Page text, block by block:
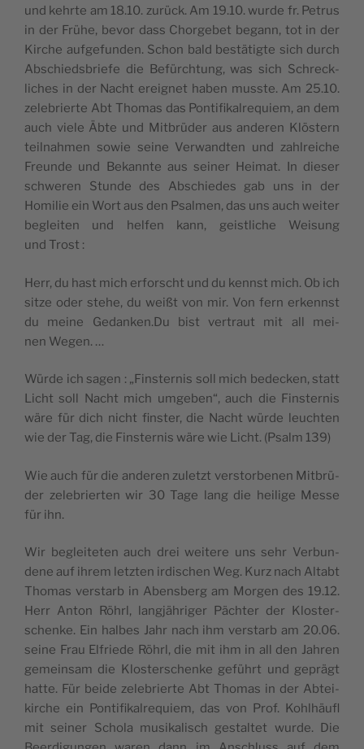
und kehrte am 18.10. zurück. Am 19.10. wurde fr. Petrus
in der Frühe, bevor dass Chor­ge­bet begann, tot in der
Kirche auf­ge­fun­den. Schon bald bestä­tigte sich durch
Abschied­sbriefe die Befürch­tung, was sich Schre­ck­
liches in der Nacht erei­gnet haben musste. Am 25.10.
zele­brierte Abt Tho­mas das Pon­ti­fi­kal­re­quiem, an dem
auch viele Äbte und Mit­brü­der aus ande­ren Klös­tern
teil­nah­men sowie seine Ver­wand­ten und zahl­reiche
Freunde und Bekannte aus sei­ner Hei­mat. In die­ser
schwe­ren Stunde des Abschiedes gab uns in der
Homi­lie ein Wort aus den Psal­men, das uns auch wei­ter
beglei­ten und hel­fen kann, geist­liche Wei­sung
und Trost :
Herr, du hast mich erfor­scht und du kennst mich. Ob ich
sitze oder stehe, du weißt von mir. Von fern erkennst
du meine Gedanken.Du bist ver­traut mit all mei­
nen Wegen. …
Würde ich sagen : „Fins­ter­nis soll mich bede­cken, statt
Licht soll Nacht mich umge­ben“, auch die Fins­ter­nis
wäre für dich nicht fins­ter, die Nacht würde leuch­ten
wie der Tag, die Fins­ter­nis wäre wie Licht. (Psalm 139)
Wie auch für die ande­ren zuletzt vers­tor­be­nen Mit­brü­
der zele­brier­ten wir 30 Tage lang die hei­lige Messe
für ihn.
Wir beglei­te­ten auch drei wei­tere uns sehr Ver­bun­
dene auf ihrem letz­ten irdi­schen Weg. Kurz nach Altabt
Tho­mas vers­tarb in Abens­berg am Mor­gen des 19.12.
Herr Anton Röhrl, lang­jäh­ri­ger Päch­ter der Klos­ter­
schenke. Ein halbes Jahr nach ihm vers­tarb am 20.06.
seine Frau Elfriede Röhrl, die mit ihm in all den Jah­ren
gemein­sam die Klos­ter­schenke geführt und geprägt
hatte. Für beide zele­brierte Abt Tho­mas in der Abtei­
kirche ein Pon­ti­fi­kal­re­quiem, das von Prof. Kohlhäu­fl
mit sei­ner Scho­la musi­ka­lisch ges­tal­tet wurde. Die